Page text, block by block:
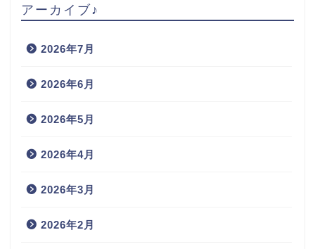
アーカイブ♪
2026年7月
2026年6月
2026年5月
2026年4月
2026年3月
2026年2月